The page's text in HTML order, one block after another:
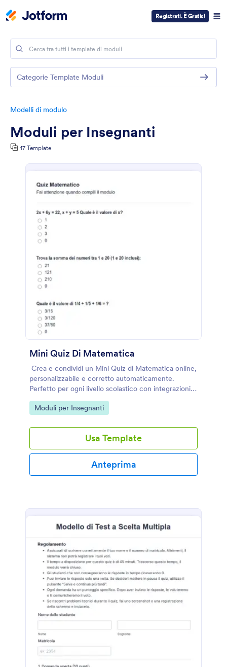
Registrati. È Gratis!
Modelli di modulo
Moduli per Insegnanti
17 Template
Mini Quiz Di Matematica
Crea e condividi un Mini Quiz di Matematica online,
personalizzabile e corretto automaticamente.
Perfetto per ogni livello scolastico con integrazioni
Jotform.
Go to Category:
Moduli per Insegnanti
Usa Template
Anteprima
Categorie Template Moduli